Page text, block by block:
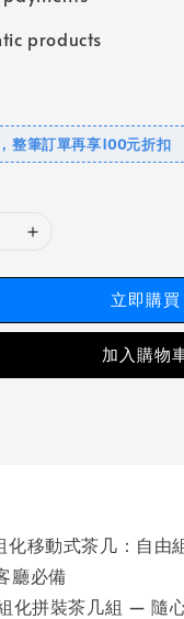
products
整筆訂單再享100元折扣
立即購買
加入購物
移動式茶几：自由
廳必備
化拼裝茶几組 — 隨